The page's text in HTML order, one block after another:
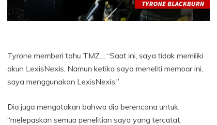
Tyrone memberi tahu TMZ… “Saat ini, saya tidak memiliki
akun LexisNexis. Namun ketika saya meneliti memoar ini,
saya menggunakan LexisNexis.”
Dia juga mengatakan bahwa dia berencana untuk
“melepaskan semua penelitian saya yang tercatat,